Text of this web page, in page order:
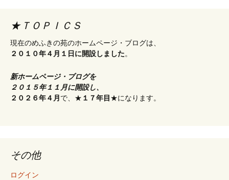
★ＴＯＰＩＣＳ
現在のめふきの苑のホームページ・ブログは、
２０１０年４月１日に開設しました。
新ホームページ・ブログを
２０１５年１１月に開設し、
２０２６年４月で、★ １７年目★になります。
その他
ログイン